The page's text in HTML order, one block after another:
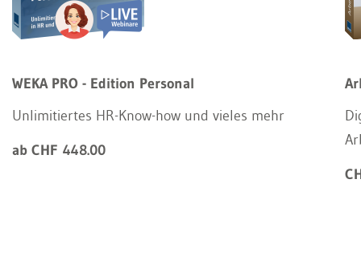
WEKA PRO - Edition Personal
Unlimitiertes HR-Know-how und vieles mehr
ab CHF 448.00